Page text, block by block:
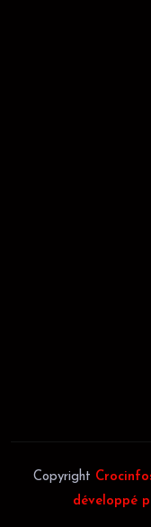
Copyright
développé